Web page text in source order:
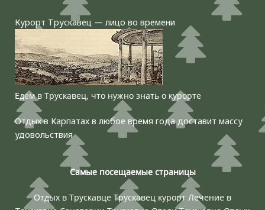
Курорт Трускавец — лицо во времени
Едем в Трускавец, что нужно знать о курорте
Отдых в Карпатах в любое время года доставит массу
удовольствия
Самые посещаемые страницы
Отдых в Трускавце Трускавец курорт Лечение в